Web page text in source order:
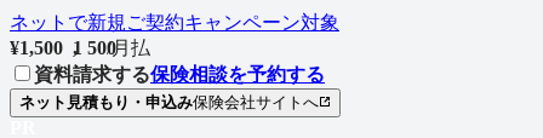
ネットで新規ご契約キャンペーン対象
¥1,500 1
, 500
/月払
資料請求する保険相談を予約する
ネット見積もり・申込み保険会社サイトへ